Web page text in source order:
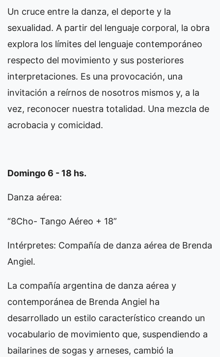
Un cruce entre la danza, el deporte y la
sexualidad. A partir del lenguaje corporal, la obra
explora los límites del lenguaje contemporáneo
respecto del movimiento y sus posteriores
interpretaciones. Es una provocación, una
invitación a reírnos de nosotros mismos y, a la
vez, reconocer nuestra totalidad. Una mezcla de
acrobacia y comicidad.
Domingo 6 - 18 hs.
Danza aérea:
“8Cho- Tango Aéreo + 18”
Intérpretes: Compañía de danza aérea de Brenda
Angiel.
La compañía argentina de danza aérea y
contemporánea de Brenda Angiel ha
desarrollado un estilo característico creando un
vocabulario de movimiento que, suspendiendo a
bailarines de sogas y arneses, cambió la